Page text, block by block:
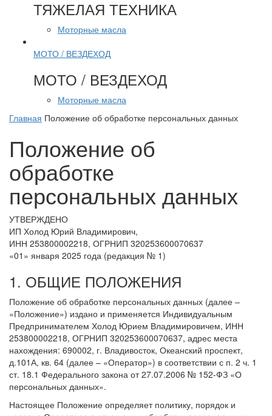
ТЯЖЕЛАЯ ТЕХНИКА
Моторные масла
МОТО / ВЕЗДЕХОД
МОТО / ВЕЗДЕХОД
Моторные масла
Главная Положение об обработке персональных данных
Положение об
обработке
персональных данных
УТВЕРЖДЕНО
ИП Холод Юрий Владимирович,
ИНН 253800002218, ОГРНИП 320253600070637
«01» января 2025 года (редакция № 1)
1. ОБЩИЕ ПОЛОЖЕНИЯ
Положение об обработке персональных данных (далее –
«Положение») издано и применяется Индивидуальным
Предпринимателем Холод Юрием Владимировичем, ИНН
253800002218, ОГРНИП 320253600070637, адрес места
нахождения: 690002, г. Владивосток, Океанский проспект,
д.101А, кв. 64 (далее – «Оператор») в соответствии с п. 2 ч. 1
ст. 18.1 Федерального закона от 27.07.2006 № 152-ФЗ «О
персональных данных».
Настоящее Положение определяет политику, порядок и